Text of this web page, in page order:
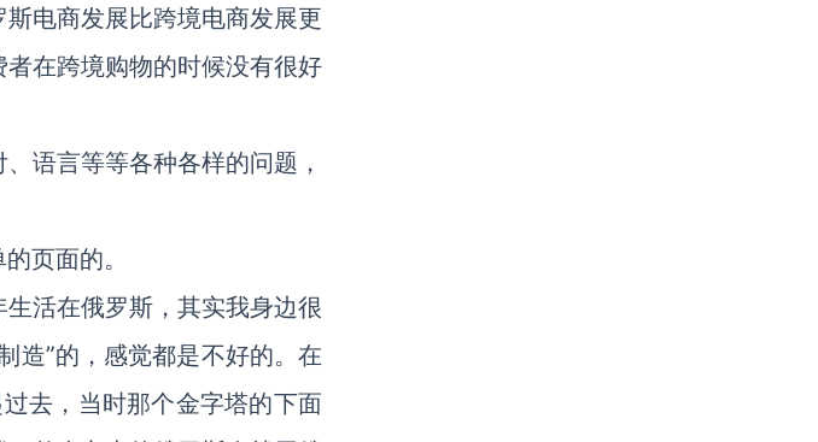
电商发展比跨境电商发展更
在跨境购物的时候没有很好
语言等等各种各样的问题，
页面的。
活在俄罗斯，其实我身边很
造”的，感觉都是不好的。在
去，当时那个金字塔的下面